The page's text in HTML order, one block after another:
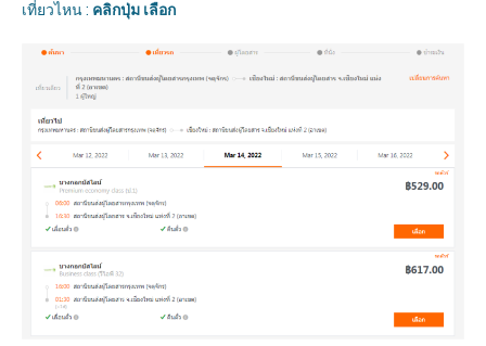
เที่ยวไหน : คลิกปุ่ม เลือก